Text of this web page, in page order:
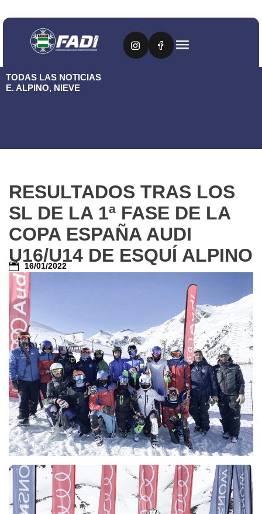
TODAS LAS NOTICIAS
E. ALPINO, NIEVE
RESULTADOS TRAS LOS
SL DE LA 1ª FASE DE LA
COPA ESPAÑA AUDI
U16/U14 DE ESQUÍ ALPINO
16/01/2022